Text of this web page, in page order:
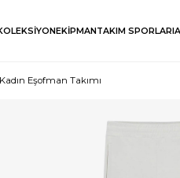
EKİPMANTAKIM SPORLARI
Eşofman Takımı